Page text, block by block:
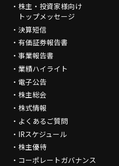
株主・投資家様向け
トップメッセージ
決算短信
有価証券報告書
事業報告書
業績ハイライト
電子公告
株主総会
株式情報
よくあるご質問
IRスケジュール
株主優待
コーポレートガバナンス